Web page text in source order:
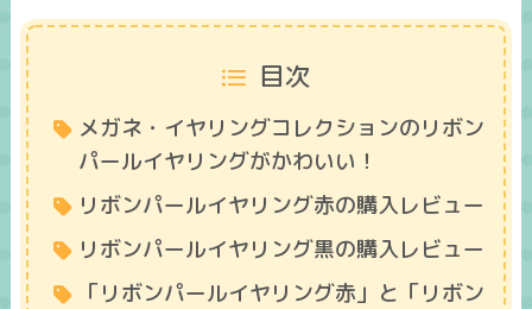
目次
メガネ・イヤリングコレクションのリボン
パールイヤリングがかわいい！
リボンパールイヤリング赤の購入レビュー
リボンパールイヤリング黒の購入レビュー
「リボンパールイヤリング赤」と「リボン